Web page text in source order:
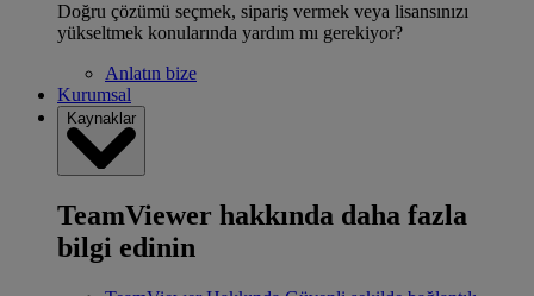
Doğru çözümü seçmek, sipariş vermek veya lisansınızı
yükseltmek konularında yardım mı gerekiyor?
Anlatın bize
Kurumsal
Kaynaklar
TeamViewer hakkında daha fazla
bilgi edinin